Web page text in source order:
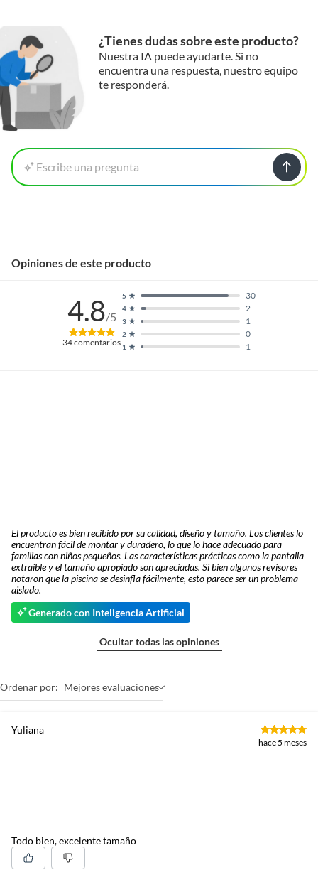
¿Tienes dudas sobre este producto?
Nuestra IA puede ayudarte. Si no
encuentra una respuesta, nuestro equipo
te responderá.
Escribe una pregunta
Opiniones de este producto
4.8/5
34comentarios 1 1
2 0
3 1
4 2
5 30
El producto es bien recibido por su calidad, diseño y tamaño. Los clientes lo
encuentran fácil de montar y duradero, lo que lo hace adecuado para
familias con niños pequeños. Las características prácticas como la pantalla
extraíble y el tamaño apropiado son apreciadas. Si bien algunos revisores
notaron que la piscina se desinfla fácilmente, esto parece ser un problema
aislado.
Generado con Inteligencia Artificial
Ocultar todas las opiniones
Ordenar por: Mejores evaluaciones
Yuliana
hace 5 meses
Todo bien, excelente tamaño